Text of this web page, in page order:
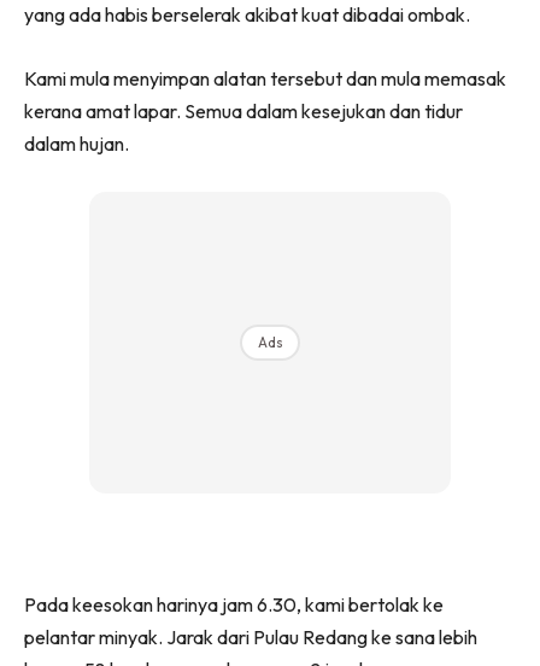
yang ada habis berselerak akibat kuat dibadai ombak.
Kami mula menyimpan alatan tersebut dan mula memasak
kerana amat lapar. Semua dalam kesejukan dan tidur
dalam hujan.
Ads
Pada keesokan harinya jam 6.30, kami bertolak ke
pelantar minyak. Jarak dari Pulau Redang ke sana lebih